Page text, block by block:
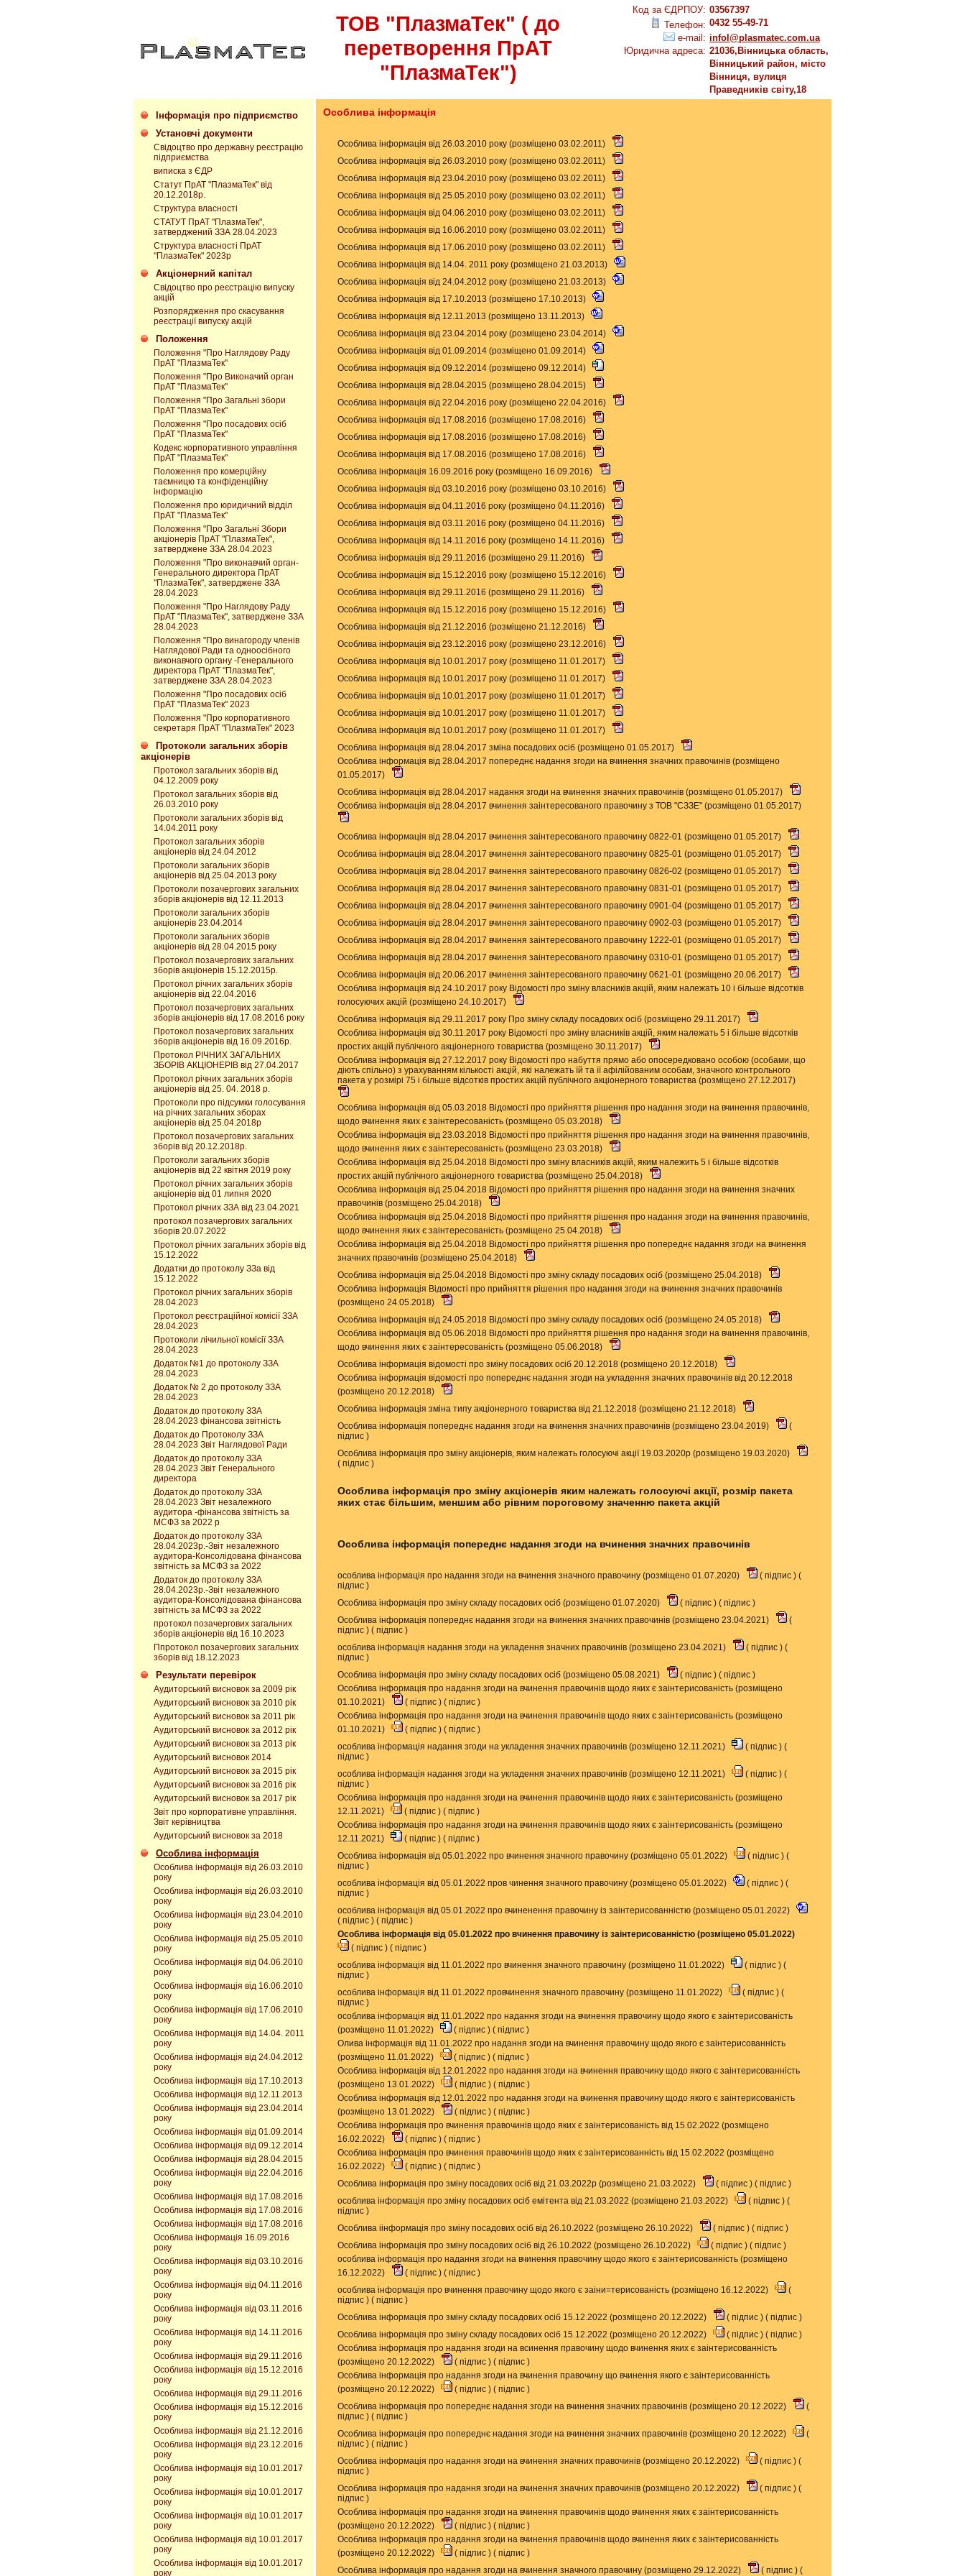
ТОВ "ПлазмаТек" ( до
перетворення ПрАТ
"ПлазмаТек")
Код за ЄДРПОУ: 03567397
Телефон: 0432 55-49-71
e-mail: infol@plasmatec.com.ua
Юридична адреса: 21036,Вінницька область,
Вінницький район, місто
Вінниця, вулиця
Праведників світу,18
Інформація про підприємство
Установчі документи
Свідоцтво про державну реєстрацію
підприємства
виписка з ЄДР
Статут ПрАТ "ПлазмаТек" від
20.12.2018р.
Структура власності
СТАТУТ ПрАТ "ПлазмаТек",
затверджений ЗЗА 28.04.2023
Структура власності ПрАТ
"ПлазмаТек" 2023р
Акціонерний капітал
Свідоцтво про реєстрацію випуску
акцій
Розпорядження про скасування
реєстрації випуску акцій
Положення
Положення "Про Наглядову Раду
ПрАТ "ПлазмаТек"
Положення "Про Виконачий орган
ПрАТ "ПлазмаТек"
Положення "Про Загальні збори
ПрАТ "ПлазмаТек"
Положення "Про посадових осіб
ПрАТ "ПлазмаТек"
Кодекс корпоративного управління
ПрАТ "ПлазмаТек"
Положення про комерційну
таємницю та конфіденційну
інформацію
Положення про юридичний відділ
ПрАТ "ПлазмаТек"
Положення "Про Загальні Збори
акціонерів ПрАТ "ПлазмаТек",
затверджене ЗЗА 28.04.2023
Положення "Про виконавчий орган-
Генерального директора ПрАТ
"ПлазмаТек", затверджене ЗЗА
28.04.2023
Положення "Про Наглядову Раду
ПрАТ "ПлазмаТек", затверджене ЗЗА
28.04.2023
Положення "Про винагороду членів
Наглядової Ради та одноосібного
виконавчого органу -Генерального
директора ПрАТ "ПлазмаТек",
затверджене ЗЗА 28.04.2023
Положення "Про посадових осіб
ПрАТ "ПлазмаТек" 2023
Положення "Про корпоративного
секретаря ПрАТ "ПлазмаТек" 2023
Протоколи загальних зборів
акціонерів
Протокол загальних зборів від
04.12.2009 року
Протокол загальних зборів від
26.03.2010 року
Протоколи загальних зборів від
14.04.2011 року
Протокол загальних зборів
акціонерів від 24.04.2012
Протоколи загальних зборів
акціонерів від 25.04.2013 року
Протоколи позачергових загальних
зборів акціонерів від 12.11.2013
Протоколи загальних зборів
акціонерів 23.04.2014
Протоколи загальних зборів
акціонерів від 28.04.2015 року
Протокол позачергових загальних
зборів акціонерів 15.12.2015р.
Протокол річних загальних зборів
акціонерів від 22.04.2016
Протокол позачергових загальних
зборів акціонерів від 17.08.2016 року
Протокол позачергових загальних
зборів акціонерів від 16.09.2016р.
Протокол РІЧНИХ ЗАГАЛЬНИХ
ЗБОРІВ АКЦІОНЕРІВ від 27.04.2017
Протокол річних загальних зборів
акціонерів від 25. 04. 2018 р.
Протоколи про підсумки голосування
на річних загальних зборах
акціонерів від 25.04.2018р
Протокол позачергових загальних
зборів від 20.12.2018р.
Протоколи загальних зборів
акціонерів від 22 квітня 2019 року
Протокол річних загальних зборів
акціонерів від 01 липня 2020
Протокол річних ЗЗА від 23.04.2021
протокол позачергових загальних
зборів 20.07.2022
Протокол річних загальних зборів від
15.12.2022
Додатки до протоколу ЗЗа від
15.12.2022
Протокол річних загальних зборів
28.04.2023
Протокол реєстраційної комісії ЗЗА
28.04.2023
Протоколи лічильної комісії ЗЗА
28.04.2023
Додаток №1 до протоколу ЗЗА
28.04.2023
Додаток № 2 до протоколу ЗЗА
28.04.2023
Додаток до протоколу ЗЗА
28.04.2023 фінансова звітність
Додаток до Протоколу ЗЗА
28.04.2023 Звіт Наглядової Ради
Додаток до протоколу ЗЗА
28.04.2023 Звіт Генерального
директора
Додаток до протоколу ЗЗА
28.04.2023 Звіт незалежного
аудитора -фінансова звітність за
МСФЗ за 2022 р
Додаток до протоколу ЗЗА
28.04.2023р.-Звіт незалежного
аудитора-Консолідована фінансова
звітність за МСФЗ за 2022
Додаток до протоколу ЗЗА
28.04.2023р.-Звіт незалежного
аудитора-Консолідована фінансова
звітність за МСФЗ за 2022
протокол позачергових загальних
зборів акціонерів від 16.10.2023
Ппротокол позачергових загальних
зборів від 18.12.2023
Результати перевірок
Аудиторський висновок за 2009 рік
Аудиторський висновок за 2010 рік
Аудиторський висновок за 2011 рік
Аудиторський висновок за 2012 рік
Аудиторський висновок за 2013 рік
Аудиторський висновок 2014
Аудиторський висновок за 2015 рік
Аудиторський висновок за 2016 рік
Аудиторський висновок за 2017 рік
Звіт про корпоративне управління.
Звіт керівництва
Аудиторський висновок за 2018
Особлива інформація
Особлива інформація від 26.03.2010
року
Особлива інформація від 26.03.2010
року
Особлива інформація від 23.04.2010
року
Особлива інформація від 25.05.2010
року
Особлива інформація від 04.06.2010
року
Особлива інформація від 16.06.2010
року
Особлива інформація від 17.06.2010
року
Особлива інформація від 14.04. 2011
року
Особлива інформація від 24.04.2012
року
Особлива інформація від 17.10.2013
Особлива інформація від 12.11.2013
Особлива інформація від 23.04.2014
року
Особлива інформація від 01.09.2014
Особлива інформація від 09.12.2014
Особлива інформація від 28.04.2015
Особлива інформація від 22.04.2016
року
Особлива інформація від 17.08.2016
Особлива інформація від 17.08.2016
Особлива інформація від 17.08.2016
Особлива інформація 16.09.2016
року
Особлива інформація від 03.10.2016
року
Особлива інформація від 04.11.2016
року
Особлива інформація від 03.11.2016
року
Особлива інформація від 14.11.2016
року
Особлива інформація від 29.11.2016
Особлива інформація від 15.12.2016
року
Особлива інформація від 29.11.2016
Особлива інформація від 15.12.2016
року
Особлива інформація від 21.12.2016
Особлива інформація від 23.12.2016
року
Особлива інформація від 10.01.2017
року
Особлива інформація від 10.01.2017
року
Особлива інформація від 10.01.2017
року
Особлива інформація від 10.01.2017
року
Особлива інформація від 10.01.2017
року
Особлива інформація
Особлива інформація від 26.03.2010 року (розміщено 03.02.2011)
Особлива інформація від 26.03.2010 року (розміщено 03.02.2011)
Особлива інформація від 23.04.2010 року (розміщено 03.02.2011)
Особлива інформація від 25.05.2010 року (розміщено 03.02.2011)
Особлива інформація від 04.06.2010 року (розміщено 03.02.2011)
Особлива інформація від 16.06.2010 року (розміщено 03.02.2011)
Особлива інформація від 17.06.2010 року (розміщено 03.02.2011)
Особлива інформація від 14.04. 2011 року (розміщено 21.03.2013)
Особлива інформація від 24.04.2012 року (розміщено 21.03.2013)
Особлива інформація від 17.10.2013 (розміщено 17.10.2013)
Особлива інформація від 12.11.2013 (розміщено 13.11.2013)
Особлива інформація від 23.04.2014 року (розміщено 23.04.2014)
Особлива інформація від 01.09.2014 (розміщено 01.09.2014)
Особлива інформація від 09.12.2014 (розміщено 09.12.2014)
Особлива інформація від 28.04.2015 (розміщено 28.04.2015)
Особлива інформація від 22.04.2016 року (розміщено 22.04.2016)
Особлива інформація від 17.08.2016 (розміщено 17.08.2016)
Особлива інформація від 17.08.2016 (розміщено 17.08.2016)
Особлива інформація від 17.08.2016 (розміщено 17.08.2016)
Особлива інформація 16.09.2016 року (розміщено 16.09.2016)
Особлива інформація від 03.10.2016 року (розміщено 03.10.2016)
Особлива інформація від 04.11.2016 року (розміщено 04.11.2016)
Особлива інформація від 03.11.2016 року (розміщено 04.11.2016)
Особлива інформація від 14.11.2016 року (розміщено 14.11.2016)
Особлива інформація від 29.11.2016 (розміщено 29.11.2016)
Особлива інформація від 15.12.2016 року (розміщено 15.12.2016)
Особлива інформація від 29.11.2016 (розміщено 29.11.2016)
Особлива інформація від 15.12.2016 року (розміщено 15.12.2016)
Особлива інформація від 21.12.2016 (розміщено 21.12.2016)
Особлива інформація від 23.12.2016 року (розміщено 23.12.2016)
Особлива інформація від 10.01.2017 року (розміщено 11.01.2017)
Особлива інформація від 10.01.2017 року (розміщено 11.01.2017)
Особлива інформація від 10.01.2017 року (розміщено 11.01.2017)
Особлива інформація від 10.01.2017 року (розміщено 11.01.2017)
Особлива інформація від 10.01.2017 року (розміщено 11.01.2017)
Особлива інформація від 28.04.2017 зміна посадових осіб (розміщено 01.05.2017)
Особлива інформація від 28.04.2017 попереднє надання згоди на вчинення значних правочинів (розміщено
01.05.2017)
Особлива інформація від 28.04.2017 надання згоди на вчинення значних правочинів (розміщено 01.05.2017)
Особлива інформація від 28.04.2017 вчинення заінтересованого правочину з ТОВ "СЗЗЕ" (розміщено 01.05.2017)
Особлива інформація від 28.04.2017 вчинення заінтересованого правочину 0822-01 (розміщено 01.05.2017)
Особлива інформація від 28.04.2017 вчинення заінтересованого правочину 0825-01 (розміщено 01.05.2017)
Особлива інформація від 28.04.2017 вчинення заінтересованого правочину 0826-02 (розміщено 01.05.2017)
Особлива інформація від 28.04.2017 вчинення заінтересованого правочину 0831-01 (розміщено 01.05.2017)
Особлива інформація від 28.04.2017 вчинення заінтересованого правочину 0901-04 (розміщено 01.05.2017)
Особлива інформація від 28.04.2017 вчинення заінтересованого правочину 0902-03 (розміщено 01.05.2017)
Особлива інформація від 28.04.2017 вчинення заінтересованого правочину 1222-01 (розміщено 01.05.2017)
Особлива інформація від 28.04.2017 вчинення заінтересованого правочину 0310-01 (розміщено 01.05.2017)
Особлива інформація від 20.06.2017 вчинення заінтересованого правочину 0621-01 (розміщено 20.06.2017)
Особлива інформація від 24.10.2017 року Відомості про зміну власників акцій, яким належать 10 і більше відсотків
голосуючих акцій (розміщено 24.10.2017)
Особлива інформація від 29.11.2017 року Про зміну складу посадових осіб (розміщено 29.11.2017)
Особлива інформація від 30.11.2017 року Відомості про зміну власників акцій, яким належать 5 і більше відсотків
простих акцій публічного акціонерного товариства (розміщено 30.11.2017)
Особлива інформація від 27.12.2017 року Відомості про набуття прямо або опосередковано особою (особами, що
діють спільно) з урахуванням кількості акцій, які належать їй та її афілійованим особам, значного контрольного
пакета у розмірі 75 і більше відсотків простих акцій публічного акціонерного товариства (розміщено 27.12.2017)
Особлива інформація від 05.03.2018 Відомості про прийняття рішення про надання згоди на вчинення правочинів,
щодо вчинення яких є заінтересованість (розміщено 05.03.2018)
Особлива інформація від 23.03.2018 Відомості про прийняття рішення про надання згоди на вчинення правочинів,
щодо вчинення яких є заінтересованість (розміщено 23.03.2018)
Особлива інформація від 25.04.2018 Відомості про зміну власників акцій, яким належить 5 і більше відсотків
простих акцій публічного акціонерного товариства (розміщено 25.04.2018)
Особлива інформація від 25.04.2018 Відомості про прийняття рішення про надання згоди на вчинення значних
правочинів (розміщено 25.04.2018)
Особлива інформація від 25.04.2018 Відомості про прийняття рішення про надання згоди на вчинення правочинів,
щодо вчинення яких є заінтересованість (розміщено 25.04.2018)
Особлива інформація від 25.04.2018 Відомості про прийняття рішення про попереднє надання згоди на вчинення
значних правочинів (розміщено 25.04.2018)
Особлива інформація від 25.04.2018 Відомості про зміну складу посадових осіб (розміщено 25.04.2018)
Особлива інформація Відомості про прийняття рішення про надання згоди на вчинення значних правочинів
(розміщено 24.05.2018)
Особлива інформація від 24.05.2018 Відомості про зміну складу посадових осіб (розміщено 24.05.2018)
Особлива інформація від 05.06.2018 Відомості про прийняття рішення про надання згоди на вчинення правочинів,
щодо вчинення яких є заінтересованість (розміщено 05.06.2018)
Особлива інформація відомості про зміну посадових осіб 20.12.2018 (розміщено 20.12.2018)
Особлива інформація відомості про попереднє надання згоди на укладення значних правочинів від 20.12.2018
(розміщено 20.12.2018)
Особлива інформація зміна типу акціонерного товариства від 21.12.2018 (розміщено 21.12.2018)
Особлива інформація попереднє надання згоди на вчинення значних правочинів (розміщено 23.04.2019)
(
підпис )
Особлива інформація про зміну акціонерів, яким належать голосуючі акції 19.03.2020р (розміщено 19.03.2020)
( підпис )
Особлива інформація про зміну акціонерів яким належать голосуючі акції, розмір пакета
яких стає більшим, меншим або рівним пороговому значенню пакета акцій
Особлива інформація попереднє надання згоди на вчинення значних правочинів
особлива інформація про надання згоди на вчинення значного правочину (розміщено 01.07.2020) ( підпис ) (
підпис )
Особлива інформація про зміну складу посадових осіб (розміщено 01.07.2020)
( підпис ) ( підпис )
Особлива інформація попереднє надання згоди на вчинення значних правочинів (розміщено 23.04.2021)
(
підпис ) ( підпис )
особлива інформація надання згоди на укладення значних правочинів (розміщено 23.04.2021)
( підпис ) (
підпис )
Особлива інформація про зміну складу посадових осіб (розміщено 05.08.2021)
( підпис ) ( підпис )
Особлива інформація про надання згоди на вчинення правочинів щодо яких є заінтерисованість (розміщено
01.10.2021)
( підпис ) ( підпис )
Особлива інформація про надання згоди на вчинення правочинів щодо яких є заінтерисованість (розміщено
01.10.2021)
( підпис ) ( підпис )
особлива інформація надання згоди на укладення значних правочинів (розміщено 12.11.2021)
( підпис ) (
підпис )
особлива інформація надання згоди на укладення значних правочинів (розміщено 12.11.2021)
( підпис ) (
підпис )
Особлива інформація про надання згоди на вчинення правочинів щодо яких є заінтерисованість (розміщено
12.11.2021)
( підпис ) ( підпис )
Особлива інформація про надання згоди на вчинення правочинів щодо яких є заінтерисованість (розміщено
12.11.2021)
( підпис ) ( підпис )
Особлива інформація від 05.01.2022 про вчинення значного правочину (розміщено 05.01.2022)
( підпис ) (
підпис )
особлива інформація від 05.01.2022 пров чинення значного правочину (розміщено 05.01.2022)
( підпис ) (
підпис )
особлива інформація від 05.01.2022 про вчиненення правочину із заінтерисованністю (розміщено 05.01.2022)
( підпис ) ( підпис )
Особлива інформація від 05.01.2022 про вчинення правочину із заінтерисованністю (розміщено 05.01.2022)
( підпис ) ( підпис )
особлива інформація від 11.01.2022 про вчинення значного правочину (розміщено 11.01.2022)
( підпис ) (
підпис )
особлива інформація від 11.01.2022 провчинення значного правочину (розміщено 11.01.2022)
( підпис ) (
підпис )
особлива інформація від 11.01.2022 про надання згоди на вчинення правочину щодо якого є заінтерисованість
(розміщено 11.01.2022)
( підпис ) ( підпис )
Олива інформація від 11.01.2022 про надання згоди на вчинення правочину щодо якого є заінтерисованність
(розміщено 11.01.2022)
( підпис ) ( підпис )
Особлива інформація від 12.01.2022 про надання згоди на вчинення правочину щодо якого є заінтерисованність
(розміщено 13.01.2022)
( підпис ) ( підпис )
Особлива інформація від 12.01.2022 про надання згоди на вчинення правочину щодо якого є заінтерисованість
(розміщено 13.01.2022)
( підпис ) ( підпис )
Особлива інформація про вчинення правочинів щодо яких є заінтерисованість від 15.02.2022 (розміщено
16.02.2022)
( підпис ) ( підпис )
Особлива інформація про вчинення правочинів щодо яких є заінтерисованність від 15.02.2022 (розміщено
16.02.2022)
( підпис ) ( підпис )
Особлива інформація про зміну посадових осіб від 21.03.2022р (розміщено 21.03.2022)
( підпис ) ( підпис )
особлива інформація про зміну посадових осіб емітента від 21.03.2022 (розміщено 21.03.2022)
( підпис ) (
підпис )
Особлива іінформація про зміну посадових осіб від 26.10.2022 (розміщено 26.10.2022)
( підпис ) ( підпис )
Особлива інформація про зміну посадових осіб від 26.10.2022 (розміщено 26.10.2022)
( підпис ) ( підпис )
особлива інформація про надання згоди на вчинення правочину щодо якого є заінтерисованність (розміщено
16.12.2022)
( підпис ) ( підпис )
особлива інформація про вчинення правочину щодо якого є заіни=терисованість (розміщено 16.12.2022)
(
підпис ) ( підпис )
Особлива інформація про зміну складу посадових осіб 15.12.2022 (розміщено 20.12.2022)
( підпис ) ( підпис )
Особлива інформація про зміну складу посадових осіб 15.12.2022 (розміщено 20.12.2022)
( підпис ) ( підпис )
Особлива інформація про надання згоди на всинення правочину щодо вчинення яких є заінтерисованність
(розміщено 20.12.2022)
( підпис ) ( підпис )
Особлива інформація про надання згоди на вчинення правочину що вчинення якого є заінтерисованність
(розміщено 20.12.2022)
( підпис ) ( підпис )
Особлива інформація про попереднє надання згоди на вчинення значних правочинів (розміщено 20.12.2022)
(
підпис ) ( підпис )
Особлива інформація про попереднє надання згоди на вчинення значних правочинів (розміщено 20.12.2022)
(
підпис ) ( підпис )
Особлива інформація про надання згоди на вчинення значних правочинів (розміщено 20.12.2022)
( підпис ) (
підпис )
Особлива інформація про надання згоди на вчинення значних правочинів (розміщено 20.12.2022)
( підпис ) (
підпис )
Особлива інформація про надання згоди на вчинення правочинів щодо вчинення яких є заінтерисованність
(розміщено 20.12.2022)
( підпис ) ( підпис )
Особлива інформація про надання згоди на вчинення правочинів щодо вчинення яких є заінтерисованність
(розміщено 20.12.2022)
( підпис ) ( підпис )
Особлива інформація про надання згоди на вчинення значного правочину (розміщено 29.12.2022)
( підпис ) (